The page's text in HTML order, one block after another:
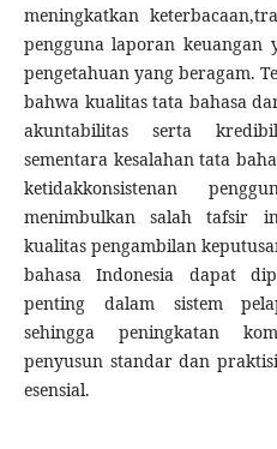
meningkatkan
pengguna laporan keuangan
pengetahuan yang beragam.
bahwa kualitas tata bahasa
akuntabilitas serta
sementara kesalahan tata
ketidakkonsistenan
menimbulkan salah tafsir
kualitas pengambilan
bahasa Indonesia dapat
penting dalam sistem
sehingga peningkatan
penyusun standar dan
esensial.